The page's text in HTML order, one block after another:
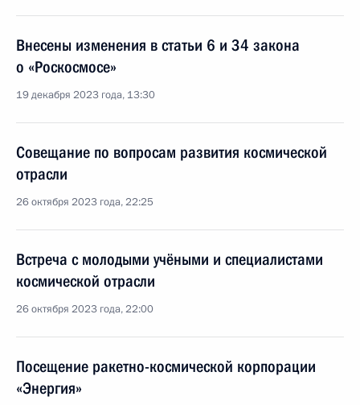
Внесены изменения в статьи 6 и 34 закона
о «Роскосмосе»
19 декабря 2023 года, 13:30
Совещание по вопросам развития космической
отрасли
26 октября 2023 года, 22:25
Встреча с молодыми учёными и специалистами
космической отрасли
26 октября 2023 года, 22:00
Посещение ракетно-космической корпорации
«Энергия»